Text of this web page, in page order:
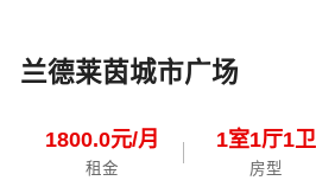
兰德莱茵城市广场
1800.0元/月
租金
1室1厅1卫
房型